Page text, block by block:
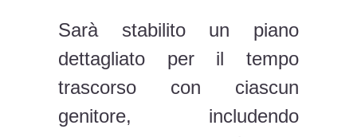
Sarà stabilito un piano
dettagliato per il tempo
trascorso con ciascun
genitore, includendo